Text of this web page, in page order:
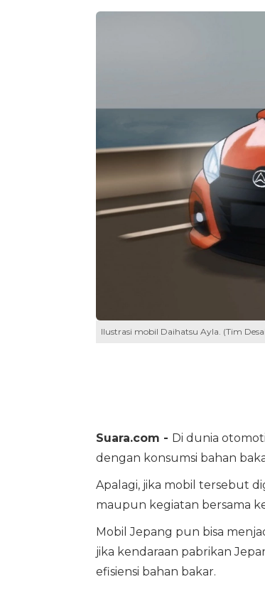
Ilustrasi mobil Daihatsu Ayla. (Tim
Suara.com - Di dunia
dengan konsumsi bahan
Apalagi, jika mobil tersebut
maupun kegiatan bersama
Mobil Jepang pun bisa
jika kendaraan pabrikan
efisiensi bahan bakar.